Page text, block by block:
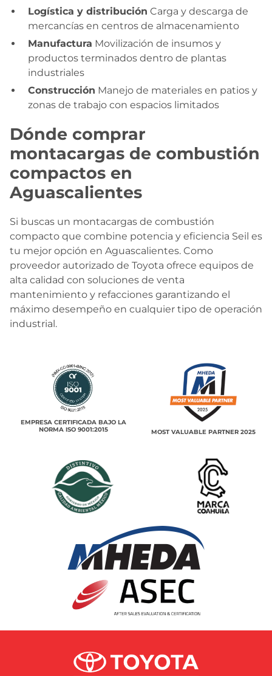
Logística y distribución Carga y descarga de
mercancías en centros de almacenamiento
Manufactura Movilización de insumos y
productos terminados dentro de plantas
industriales
Construcción Manejo de materiales en patios y
zonas de trabajo con espacios limitados
Dónde comprar
montacargas de combustión
compactos en
Aguascalientes
Si buscas un montacargas de combustión
compacto que combine potencia y eficiencia Seil es
tu mejor opción en Aguascalientes. Como
proveedor autorizado de Toyota ofrece equipos de
alta calidad con soluciones de venta
mantenimiento y refacciones garantizando el
máximo desempeño en cualquier tipo de operación
industrial.
EMPRESA CERTIFICADA BAJO LA
NORMA ISO 9001:2015
MOST VALUABLE PARTNER 2025